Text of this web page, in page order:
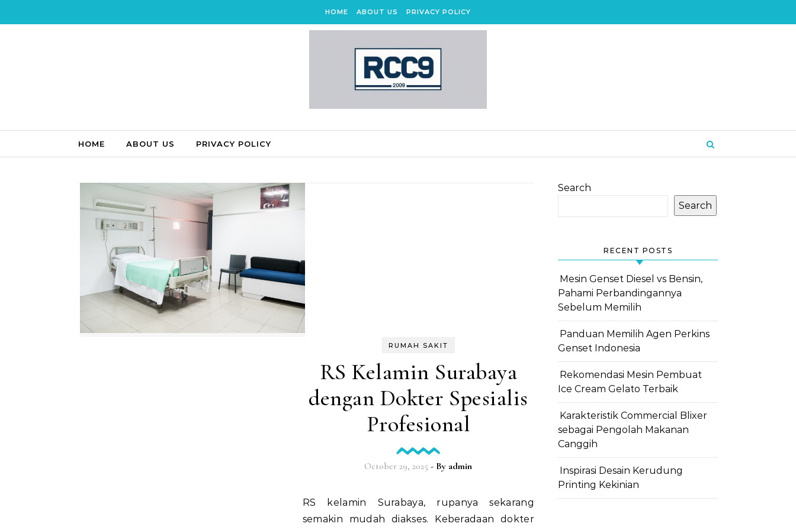
HOME ABOUT US PRIVACY POLICY
HOME ABOUT US PRIVACY POLICY
RUMAH SAKIT
RS Kelamin Surabaya
dengan Dokter Spesialis
Profesional
October 29, 2025 - By admin
RS kelamin Surabaya, rupanya sekarang
semakin mudah diakses. Keberadaan dokter
Search
Search
RECENT POSTS
Mesin Genset Diesel vs Bensin,
Pahami Perbandingannya
Sebelum Memilih
Panduan Memilih Agen Perkins
Genset Indonesia
Rekomendasi Mesin Pembuat
Ice Cream Gelato Terbaik
Karakteristik Commercial Blixer
sebagai Pengolah Makanan
Canggih
Inspirasi Desain Kerudung
Printing Kekinian